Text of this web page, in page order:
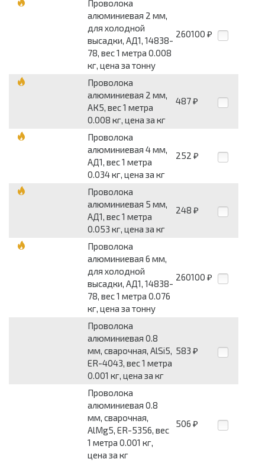
Проволока
алюминиевая 2 мм,
для холодной
высадки, АД1, 14838-
78, вес 1 метра 0.008
кг, цена за тонну
260100 ₽
Проволока
алюминиевая 2 мм,
АК5, вес 1 метра
0.008 кг, цена за кг
487 ₽
Проволока
алюминиевая 4 мм,
АД1, вес 1 метра
0.034 кг, цена за кг
252 ₽
Проволока
алюминиевая 5 мм,
АД1, вес 1 метра
0.053 кг, цена за кг
248 ₽
Проволока
алюминиевая 6 мм,
для холодной
высадки, АД1, 14838-
78, вес 1 метра 0.076
кг, цена за тонну
260100 ₽
Проволока
алюминиевая 0.8
мм, сварочная, AlSi5,
ER-4043, вес 1 метра
0.001 кг, цена за кг
583 ₽
Проволока
алюминиевая 0.8
мм, сварочная,
AlMg5, ER-5356, вес
1 метра 0.001 кг,
цена за кг
506 ₽